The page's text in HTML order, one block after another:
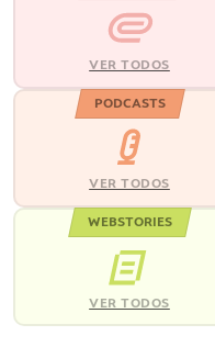
VER TODOS
PODCASTS
VER TODOS
WEBSTORIES
VER TODOS